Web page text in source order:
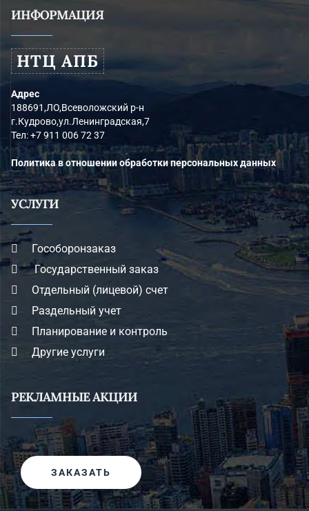
ИНФОРМАЦИЯ
НТЦ АПБ
Адрес
188691,ЛО,Всеволожский р-н
г.Кудрово,ул.Ленинградская,7
Тел:+7 911 006 72 37
Политика в отношении обработки персональных данных
УСЛУГИ
Гособоронзаказ
Государственный заказ
Отдельный (лицевой) счет
Раздельный учет
Планирование и контроль
Другие услуги
РЕКЛАМНЫЕ АКЦИИ
ЗАКАЗАТЬ